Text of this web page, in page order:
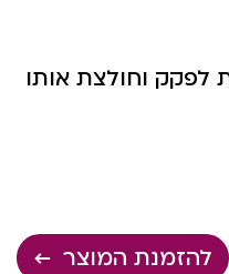
וחולצת אותו
להזמנת המוצר